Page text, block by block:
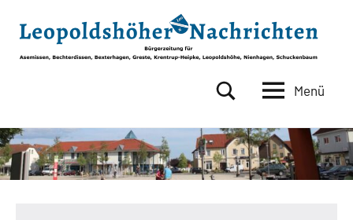
Inhalt
springen
Nachrichten
Asemissen,
Bechterdissen,
Bexterhagen,
Menü